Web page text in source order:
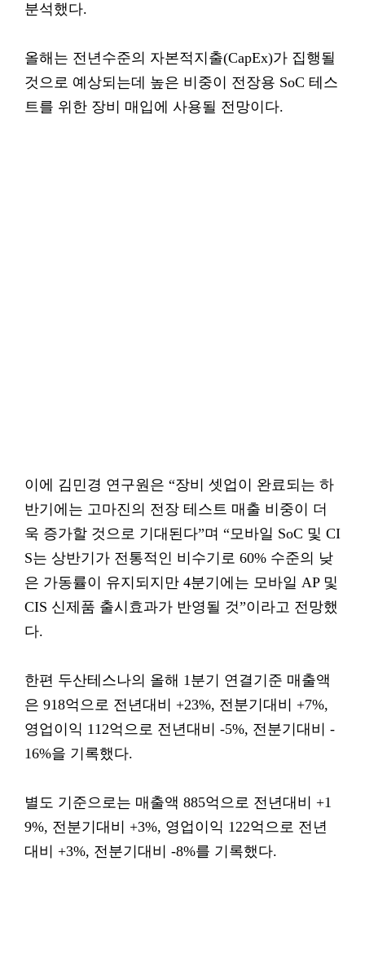
분석했다.
올해는 전년수준의 자본적지출(CapEx)가 집행될
것으로 예상되는데 높은 비중이 전장용 SoC 테스
트를 위한 장비 매입에 사용될 전망이다.
이에 김민경 연구원은 “장비 셋업이 완료되는 하
반기에는 고마진의 전장 테스트 매출 비중이 더
욱 증가할 것으로 기대된다”며 “모바일 SoC 및 CI
S는 상반기가 전통적인 비수기로 60% 수준의 낮
은 가동률이 유지되지만 4분기에는 모바일 AP 및
CIS 신제품 출시효과가 반영될 것”이라고 전망했
다.
한편 두산테스나의 올해 1분기 연결기준 매출액
은 918억으로 전년대비 +23%, 전분기대비 +7%,
영업이익 112억으로 전년대비 -5%, 전분기대비 -
16%을 기록했다.
별도 기준으로는 매출액 885억으로 전년대비 +1
9%, 전분기대비 +3%, 영업이익 122억으로 전년
대비 +3%, 전분기대비 -8%를 기록했다.